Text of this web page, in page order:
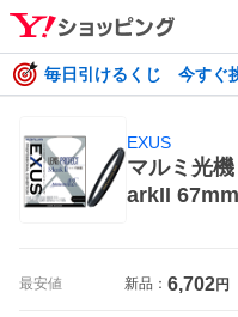
毎日引けるくじ 今すぐ
EXUS
マルミ光
arkII
最安値 新品： 6,702円